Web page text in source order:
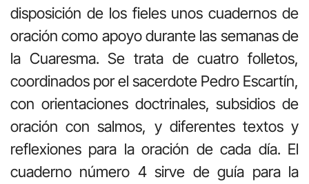
disposición de los fieles unos cuadernos de
oración como apoyo durante las semanas de
la Cuaresma. Se trata de cuatro folletos,
coordinados por el sacerdote Pedro Escartín,
con orientaciones doctrinales, subsidios de
oración con salmos, y diferentes textos y
reflexiones para la oración de cada día. El
cuaderno número 4 sirve de guía para la